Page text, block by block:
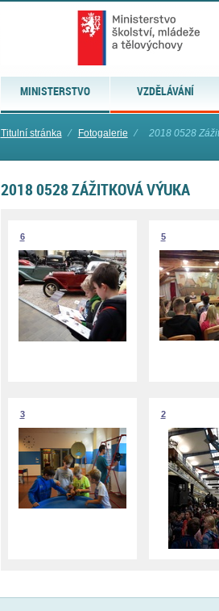
MINISTERSTVO VZDĚLÁVÁNÍ
Titulní stránka ⁄ Fotogalerie ⁄ 2018 0528
2018 0528 ZÁŽITKOVÁ VÝUKA
6 5
3 2